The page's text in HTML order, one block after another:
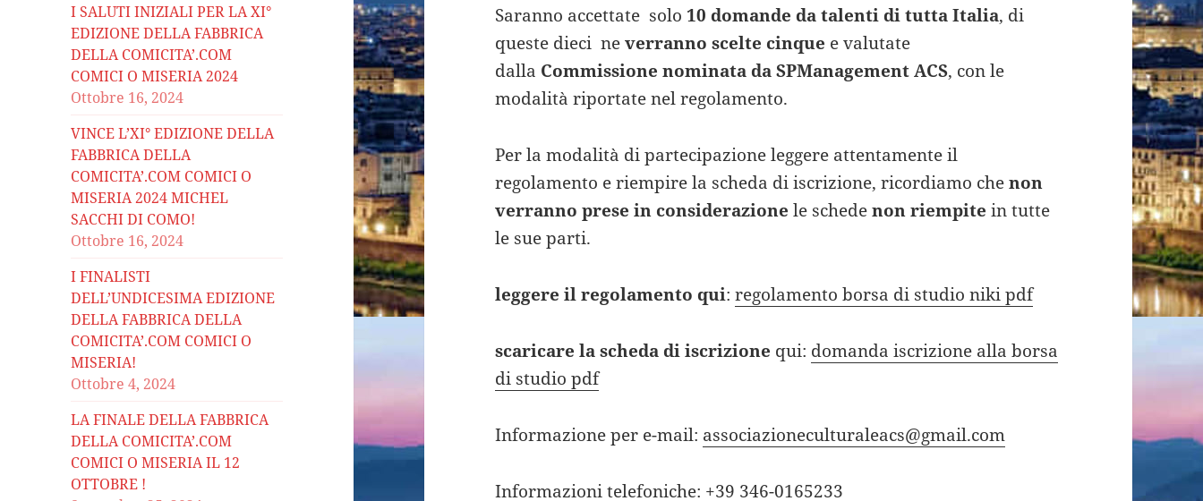
I SALUTI INIZIALI PER LA XI°
EDIZIONE DELLA FABBRICA
DELLA COMICITA’.COM
COMICI O MISERIA 2024
Ottobre 16, 2024
VINCE L’XI° EDIZIONE DELLA
FABBRICA DELLA
COMICITA’.COM COMICI O
MISERIA 2024 MICHEL
SACCHI DI COMO!
Ottobre 16, 2024
I FINALISTI
DELL’UNDICESIMA EDIZIONE
DELLA FABBRICA DELLA
COMICITA’.COM COMICI O
MISERIA!
Ottobre 4, 2024
LA FINALE DELLA FABBRICA
DELLA COMICITA’.COM
COMICI O MISERIA IL 12
OTTOBRE !
Saranno accettate solo 10 domande da talenti di tutta Italia, di
queste dieci neverranno scelte cinque e valutate
dalla Commissione nominata da SPManagement ACS, con le
modalità riportate nel regolamento.
Per la modalità di partecipazione leggere attentamente il
regolamento e riempire la scheda di iscrizione, ricordiamo chenon
verranno prese in considerazione le schedenon riempite in tutte
le sue parti.
leggere il regolamento qui:regolamento borsa di studio niki pdf
scaricare la scheda di iscrizione qui: domanda iscrizione alla borsa
di studio pdf
Informazione per e-mail: associazioneculturaleacs@gmail.com
Informazioni telefoniche: +39 346-0165233